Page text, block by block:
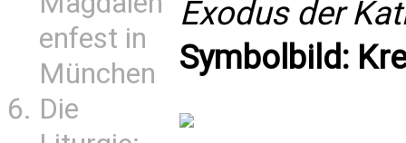
enfest in
München
Die
Exodus der
Symbolbild: